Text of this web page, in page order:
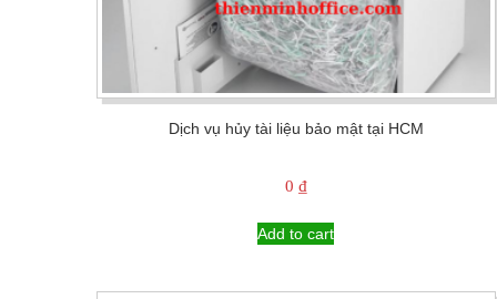
Dịch vụ hủy tài liệu bảo mật tại HCM
0 ₫
Add to cart